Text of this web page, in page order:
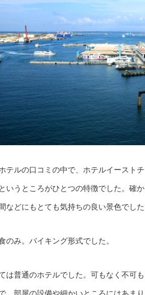
テルの口コミの中で、ホテルイースト
いうところがひとつの特徴でした。確
などにもとても気持ちの良い景色でした
のみ。バイキング形式でした。
は普通のホテルでした。可もなく不可
、部屋の設備や細かいところにはあま